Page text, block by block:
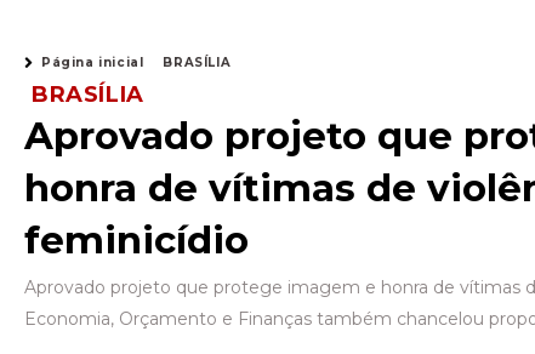
Página inicial BRASÍLIA
BRASÍLIA
Aprovado projeto que
honra de vítimas de
feminicídio
Aprovado projeto que protege imagem e honra de vítimas
Economia, Orçamento e Finanças também chancelou